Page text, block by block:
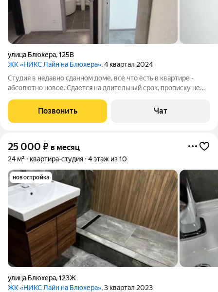
улица Блюхера,125В
ЖК «НИКС Лайн на Блюхера», 4 квартал 2024
Студия в недавно сданном доме, все что есть в квартире -
абсолютно новое. Сдается на длительный срок, прописку не
Позвонить Чат
25 000 ₽ в месяц
24 м² квартира-студия 4 этаж из 10
новостройка
улица Блюхера,123Ж
ЖК «НИКС Лайн на Блюхера», 3 квартал 2023